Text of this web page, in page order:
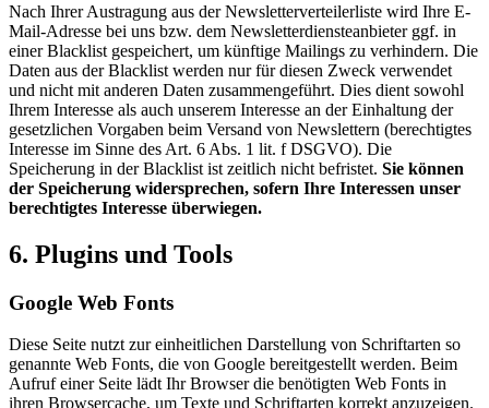
Nach Ihrer Austragung aus der Newsletterverteilerliste wird Ihre E-
Mail-Adresse bei uns bzw. dem Newsletterdiensteanbieter ggf. in
einer Blacklist gespeichert, um künftige Mailings zu verhindern. Die
Daten aus der Blacklist werden nur für diesen Zweck verwendet
und nicht mit anderen Daten zusammengeführt. Dies dient sowohl
Ihrem Interesse als auch unserem Interesse an der Einhaltung der
gesetzlichen Vorgaben beim Versand von Newslettern (berechtigtes
Interesse im Sinne des Art. 6 Abs. 1 lit. f DSGVO). Die
Speicherung in der Blacklist ist zeitlich nicht befristet. Sie können
der Speicherung widersprechen, sofern Ihre Interessen unser
berechtigtes Interesse überwiegen.
6. Plugins und Tools
Google Web Fonts
Diese Seite nutzt zur einheitlichen Darstellung von Schriftarten so
genannte Web Fonts, die von Google bereitgestellt werden. Beim
Aufruf einer Seite lädt Ihr Browser die benötigten Web Fonts in
ihren Browsercache, um Texte und Schriftarten korrekt anzuzeigen.